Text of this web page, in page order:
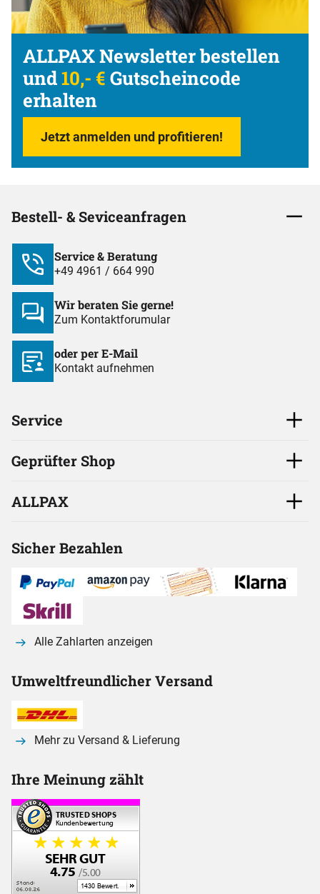
ALLPAX Newsletter bestellen
und10,- € Gutscheincode
erhalten
Jetzt anmelden und profitieren!
Bestell- & Seviceanfragen
Service & Beratung
+49 4961 / 664 990
Wir beraten Sie gerne!
Zum Kontaktforumular
oder per E-Mail
Kontakt aufnehmen
Service
Geprüfter Shop
ALLPAX
Sicher Bezahlen
Alle Zahlarten anzeigen
Umweltfreundlicher Versand
Mehr zu Versand & Lieferung
Ihre Meinung zählt